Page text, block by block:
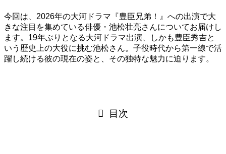
今回は、2026年の大河ドラマ『豊臣兄弟！』への出演で大
きな注目を集めている俳優・池松壮亮さんについてお届けし
ます。19年ぶりとなる大河ドラマ出演、しかも豊臣秀吉と
いう歴史上の大役に挑む池松さん。子役時代から第一線で活
躍し続ける彼の現在の姿と、その独特な魅力に迫ります。
目次